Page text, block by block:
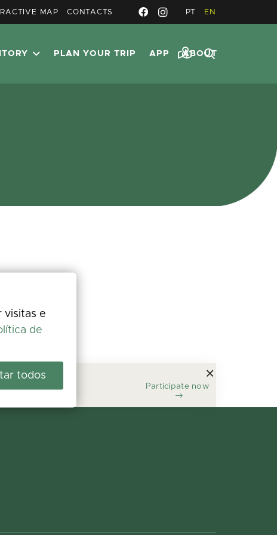
MAP CONTACTS PT EN
PLAN YOUR TRIP APP ABOUT
Participate now
visitas e
de
todos